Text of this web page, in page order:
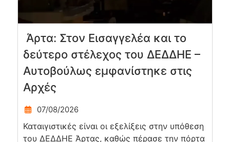
Άρτα: Στον Εισαγγελέα και το
δεύτερο στέλεχος του ΔΕΔΔΗΕ –
Αυτοβούλως εμφανίστηκε στις
Αρχές
07/08/2026
Καταιγιστικές είναι οι εξελίξεις στην υπόθεση
του ΔΕΔΔΗΕ Άρτας, καθώς πέρασε την πόρτα